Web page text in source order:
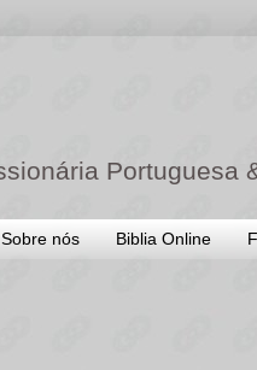
Portuguesa
Sobre nós Biblia Online